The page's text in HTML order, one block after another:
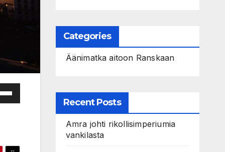
Categories
Äänimatka aitoon Ranskaan
Recent Posts
Amra johti rikollisimperiumia
vankilasta